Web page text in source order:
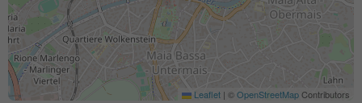
Leaflet | ©OpenStreetMapContributors